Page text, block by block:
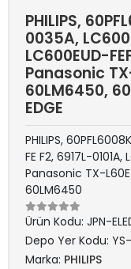
PHILIPS,
0035A,
LC600EUD-
Panasonic
60LM6450,
EDGE
PHILIPS,
FE F2, 6917L-
Panasonic TX-
60LM6450
Ürün Kodu: JPN-
Depo Yer Kodu:
Marka: PHILIPS